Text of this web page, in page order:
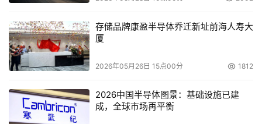
存储品牌康盈半导体乔迁新址前海人寿大
厦
2026年05月26日 15点00分 1812
2026中国半导体图景：基础设施已建
成，全球市场再平衡